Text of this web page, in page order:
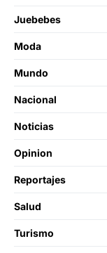
Juebebes
Moda
Mundo
Nacional
Noticias
Opinion
Reportajes
Salud
Turismo